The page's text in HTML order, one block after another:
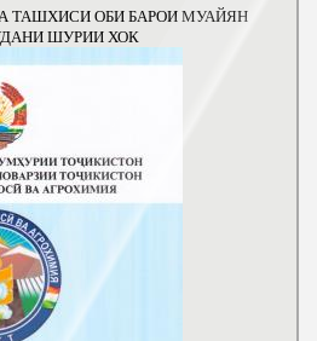
ТАШХИСИ ОБИ БАРОИ МУАЙЯН
ШУРИИ ХОК